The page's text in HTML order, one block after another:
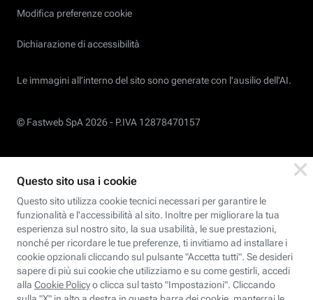
Modifica preferenze cookie
Dichiarazione di accessibilità
Le immagini all’interno del sito sono generate con l'ausilio dell'AI.
© Fastweb SpA 2026 - P.IVA 12878470157